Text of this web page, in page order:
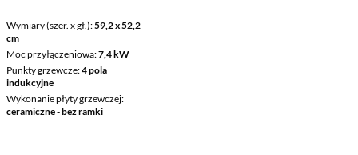
Wymiary (szer. x gł.) 59,2 x 52,2
cm
Moc przyłączeniowa 7,4 kW
Punkty grzewcze 4 pola
indukcyjne
Wykonanie płyty grzewczej
ceramiczne - bez ramki